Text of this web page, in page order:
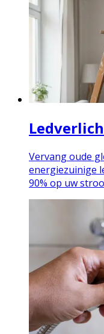
Vervang oude
energiezuinige
90% op uw